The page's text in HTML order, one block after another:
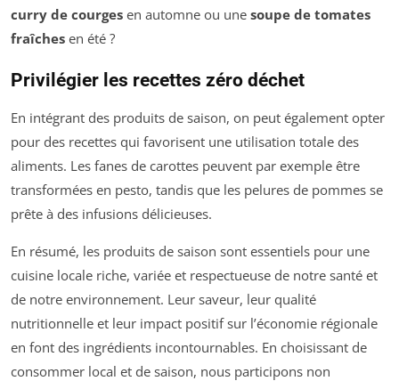
curry de courges en automne ou une soupe de tomates
fraîches en été ?
Privilégier les recettes zéro déchet
En intégrant des produits de saison, on peut également opter
pour des recettes qui favorisent une utilisation totale des
aliments. Les fanes de carottes peuvent par exemple être
transformées en pesto, tandis que les pelures de pommes se
prête à des infusions délicieuses.
En résumé, les produits de saison sont essentiels pour une
cuisine locale riche, variée et respectueuse de notre santé et
de notre environnement. Leur saveur, leur qualité
nutritionnelle et leur impact positif sur l’économie régionale
en font des ingrédients incontournables. En choisissant de
consommer local et de saison, nous participons non